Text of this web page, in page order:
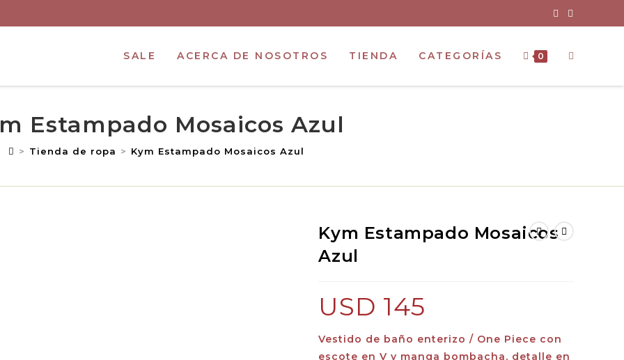
SALE ACERCA DE NOSOTROS TIENDA CATEGORÍAS 0
Estampado Mosaicos Azul
> Tienda de ropa > Kym Estampado Mosaicos Azul
Kym Estampado Mosaicos
Azul
USD 145
Vestido de baño enterizo / One Piece con
escote en V y manga bombacha, detalle en